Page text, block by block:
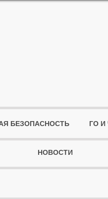
БЕЗОПАСНОСТЬ ГО И
НОВОСТИ